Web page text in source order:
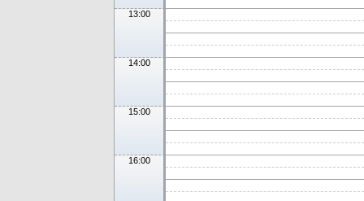
13:00
14:00
15:00
16:00